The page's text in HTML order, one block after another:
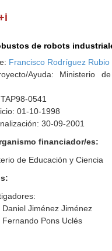
de robots
Francisco Rodríguez Rubio
Ayuda: Ministerio
0541
01-10-1998
30-09-2001
financiador/es:
de Educación y Ciencia
Daniel Jiménez Jiménez
Fernando Pons Uclés